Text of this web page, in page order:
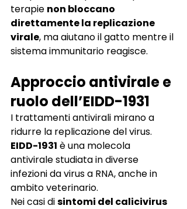
terapie non bloccano
direttamente la replicazione
virale, ma aiutano il gatto mentre il
sistema immunitario reagisce.
Approccio antivirale e
ruolo dell’EIDD-1931
I trattamenti antivirali mirano a
ridurre la replicazione del virus.
EIDD-1931 è una molecola
antivirale studiata in diverse
infezioni da virus a RNA, anche in
ambito veterinario.
Nei casi di sintomi del calicivirus